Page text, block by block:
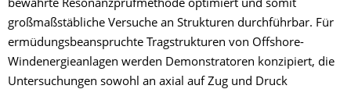
bewährte Resonanzprüfmethode optimiert und somit
großmaßstäbliche Versuche an Strukturen durchführbar. Für
ermüdungsbeanspruchte Tragstrukturen von Offshore-
Windenergieanlagen werden Demonstratoren konzipiert, die
Untersuchungen sowohl an axial auf Zug und Druck